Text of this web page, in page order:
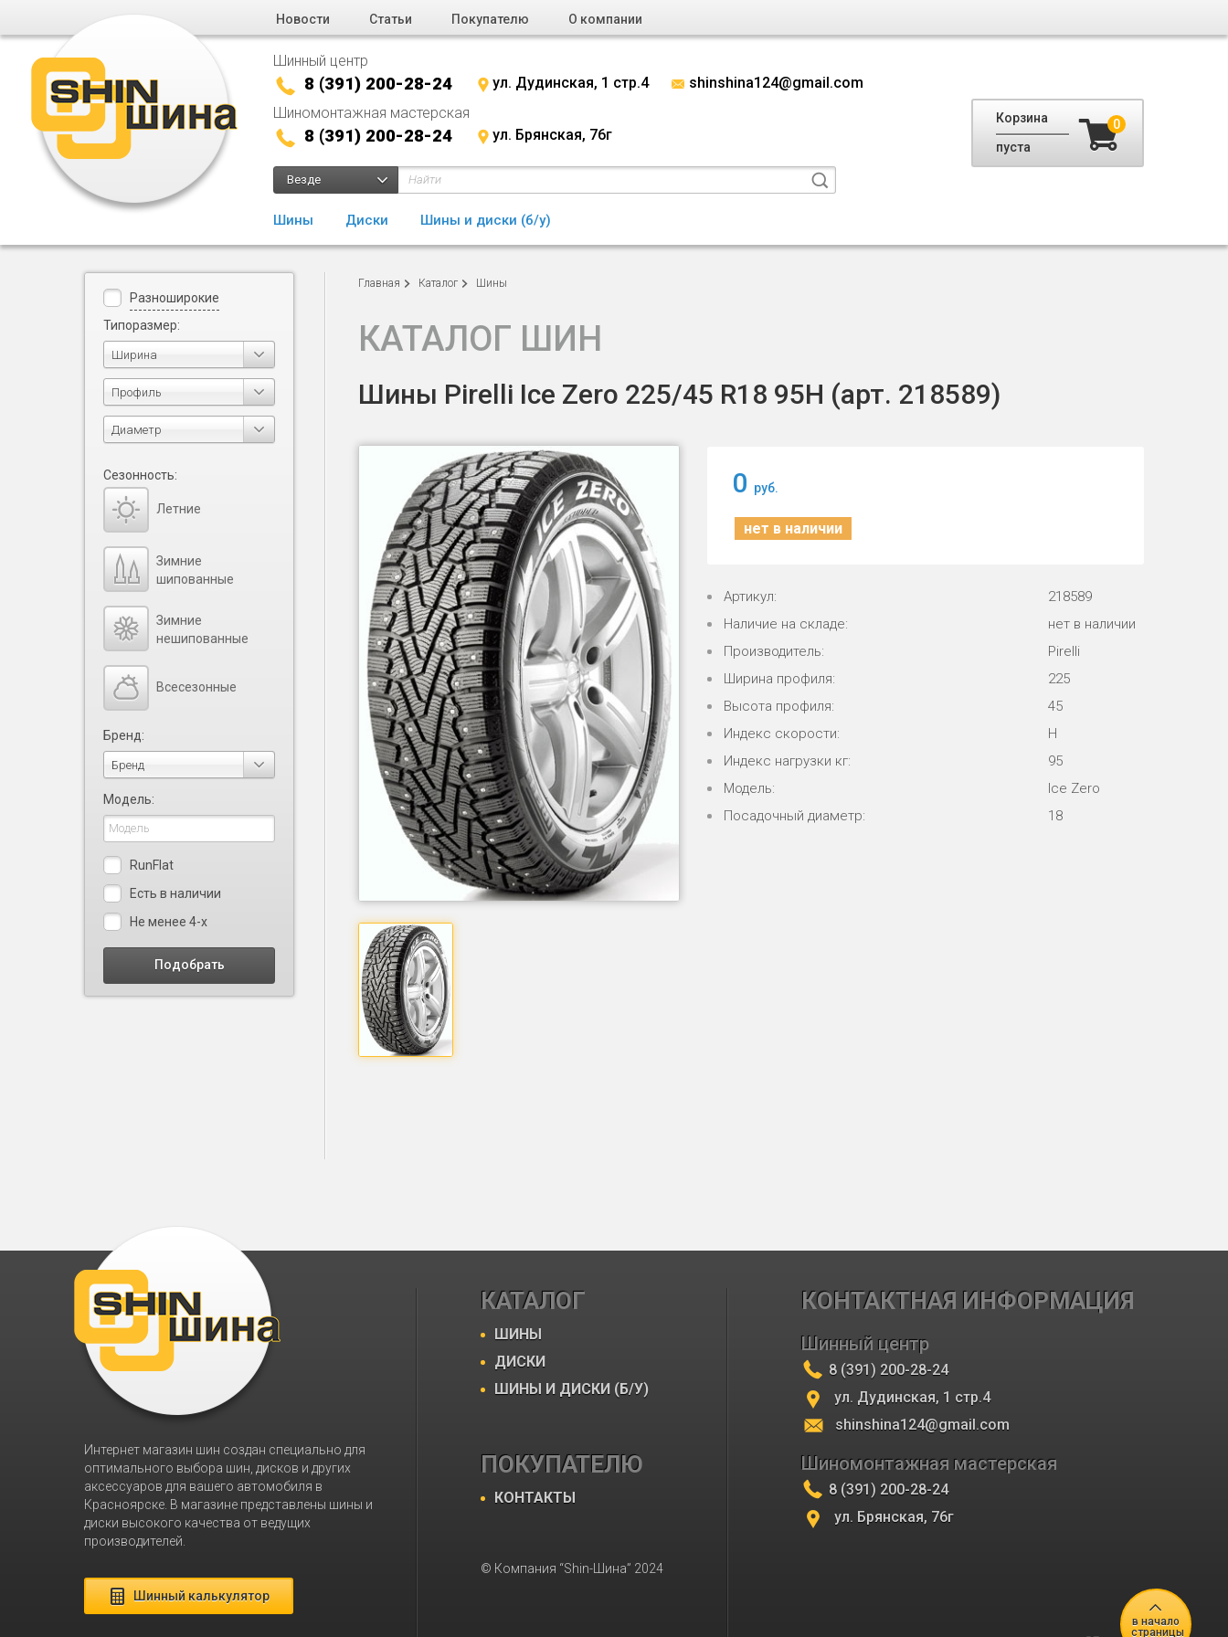
Новости Статьи Покупателю О компании
Шинный центр
8 (391) 200-28-24 ул. Дудинская, 1 стр.4
shinshina124@gmail.com
Шиномонтажная мастерская
8 (391) 200-28-24 ул. Брянская, 76г
Везде
Шины Диски Шины и диски (б/у)
Корзина
пуста
0
Главная Каталог Шины
КАТАЛОГ ШИН
Шины Pirelli Ice Zero 225/45 R18 95H (арт. 218589)
0 руб.
нет в наличии
Артикул:
218589
Наличие на складе:
нет в наличии
Производитель:
Pirelli
Ширина профиля:
225
Высота профиля:
45
Индекс скорости:
H
Индекс нагрузки кг:
95
Модель:
Ice Zero
Посадочный диаметр:
18
Разноширокие
Типоразмер:
Ширина
Профиль
Диаметр
Сезонность:
Летние
Зимние
шипованные
Зимние
нешипованные
Всесезонные
Бренд:
Бренд
Модель:
RunFlat
Есть в наличии
Не менее 4-х
в начало
страницы
Интернет магазин шин создан специально для
оптимального выбора шин, дисков и других
аксессуаров для вашего автомобиля в
Красноярске. В магазине представлены шины и
диски высокого качества от ведущих
производителей.
Шинный калькулятор
КАТАЛОГ
ШИНЫ
ДИСКИ
ШИНЫ И ДИСКИ (Б/У)
ПОКУПАТЕЛЮ
КОНТАКТЫ
© Компания “Shin-Шина” 2024
КОНТАКТНАЯ ИНФОРМАЦИЯ
Шинный центр
8 (391) 200-28-24
ул. Дудинская, 1 стр.4
shinshina124@gmail.com
Шиномонтажная мастерская
8 (391) 200-28-24
ул. Брянская, 76г